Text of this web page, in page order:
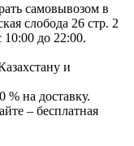
самовывозом в
слобода 26 стр. 2
до 22:00.
и
% на доставку.
– бесплатная